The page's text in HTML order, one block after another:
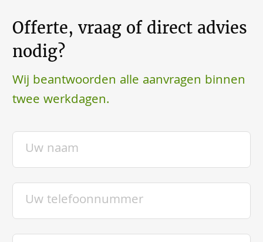
Offerte, vraag of direct advies
nodig?
Wij beantwoorden alle aanvragen binnen
twee werkdagen.